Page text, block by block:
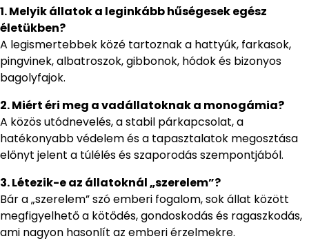
1. Melyik állatok a leginkább hűségesek egész
életükben?
A legismertebbek közé tartoznak a hattyúk, farkasok,
pingvinek, albatroszok, gibbonok, hódok és bizonyos
bagolyfajok.
2. Miért éri meg a vadállatoknak a monogámia?
A közös utódnevelés, a stabil párkapcsolat, a
hatékonyabb védelem és a tapasztalatok megosztása
előnyt jelent a túlélés és szaporodás szempontjából.
3. Létezik-e az állatoknál „szerelem”?
Bár a „szerelem” szó emberi fogalom, sok állat között
megfigyelhető a kötődés, gondoskodás és ragaszkodás,
ami nagyon hasonlít az emberi érzelmekre.